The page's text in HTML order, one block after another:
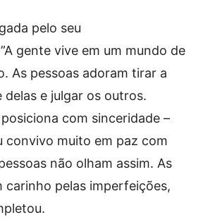
pelo seu
gente vive em um mundo de
As pessoas adoram tirar a
delas e julgar os outros.
com sinceridade –
convivo muito em paz com
não olham assim. As
carinho pelas imperfeições,